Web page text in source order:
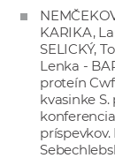
KARIKA,
SELICKÝ,
Lenka -
proteín
kvasinke